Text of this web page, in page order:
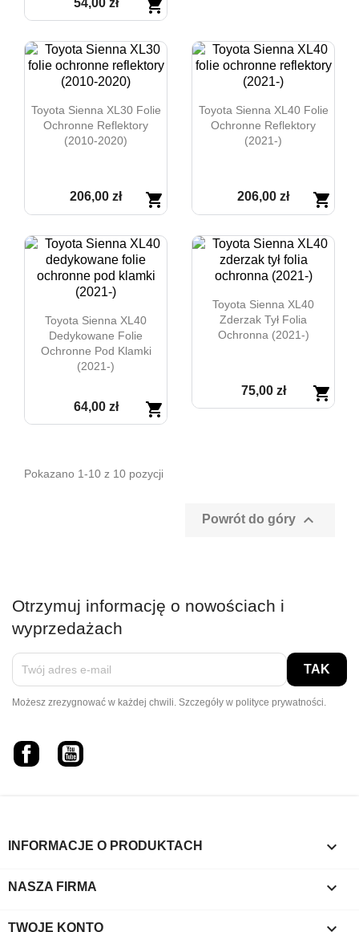
shopping_cart
54,00 zł

Toyota Sienna XL30 Folie
Ochronne Reflektory
(2010-2020)
shopping_cart
206,00 zł

Toyota Sienna XL40 Folie
Ochronne Reflektory
(2021-)
shopping_cart
206,00 zł

Toyota Sienna XL40
Dedykowane Folie
Ochronne Pod Klamki
(2021-)
shopping_cart
64,00 zł
Toyota Sienna XL40
Zderzak Tył Folia
Ochronna (2021-)
shopping_cart
75,00 zł
Pokazano 1-10 z 10 pozycji
Powrót do góry 
Otrzymuj informację o nowościach i
wyprzedażach
Możesz zrezygnować w każdej chwili. Szczegóły w polityce prywatności.
FacebookYouTube
INFORMACJE O PRODUKTACH 
NASZA FIRMA 
TWOJE KONTO